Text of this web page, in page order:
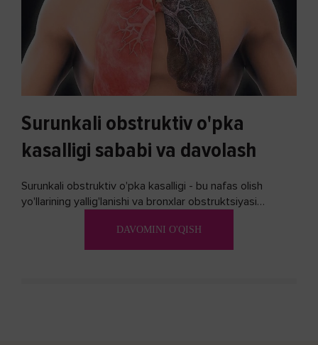
Surunkali obstruktiv o'pka
kasalligi sababi va davolash
Surunkali obstruktiv o'pka kasalligi - bu nafas olish
yo'llarining yallig'lanishi va bronxlar obstruktsiyasi
DAVOMINI O'QISH